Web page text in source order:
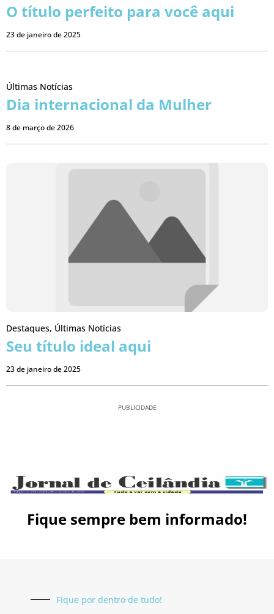
O título perfeito para você aqui
23 de janeiro de 2025
Últimas Notícias
Dia internacional da Mulher
8 de março de 2026
Destaques, Últimas Notícias
Seu título ideal aqui
23 de janeiro de 2025
PUBLICIDADE
Fique sempre bem informado!
Fique por dentro de tudo!